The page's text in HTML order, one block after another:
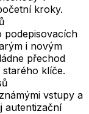
kroky.
podepisovacích
i novým
přechod
klíče.
vstupy a
autentizační